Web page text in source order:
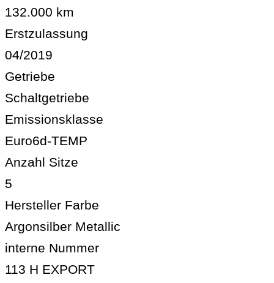
132.000 km
Erstzulassung
04/2019
Getriebe
Schaltgetriebe
Emissionsklasse
Euro6d-TEMP
Anzahl Sitze
5
Hersteller Farbe
Argonsilber Metallic
interne Nummer
113 H EXPORT